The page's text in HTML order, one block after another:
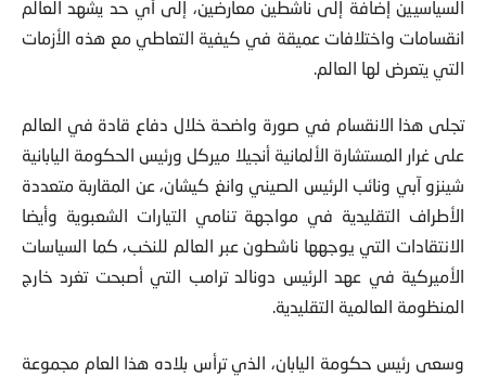
انقسامات واختلافات عميقة في كيفية التعاطي مع هذه الأزمات
التي يتعرض لها العالم.
على غرار المستشارة الألمانية أنجيلا ميركل ورئيس الحكومة اليابانية
شينزو آبي ونائب الرئيس الصيني وانغ كيشان، عن المقاربة متعددة
الأطراف التقليدية في مواجهة تنامي التيارات الشعبوية وأيضا
الانتقادات التي يوجهها ناشطون عبر العالم للنخب، كما السياسات
الأميركية في عهد الرئيس دونالد ترامب التي أصبحت تغرد خارج
المنظومة العالمية التقليدية.
العشرين، إلى اغتنام الفرصة “لاستعادة التفاؤل”، في وقت تهيمن